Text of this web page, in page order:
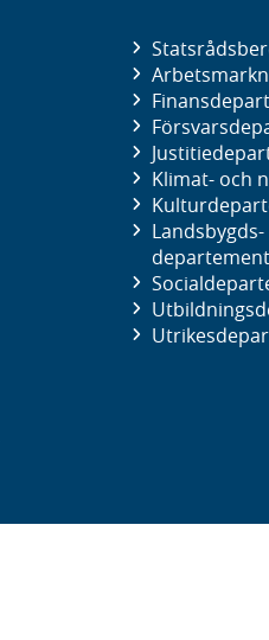
Klimat- och